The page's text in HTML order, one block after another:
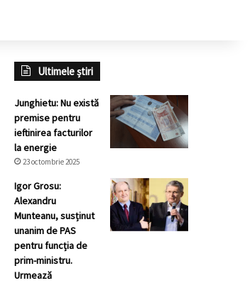
Ultimele știri
Junghietu: Nu există
premise pentru
ieftinirea facturilor
la energie
23 octombrie 2025
Igor Grosu:
Alexandru
Munteanu, susținut
unanim de PAS
pentru funcția de
prim-ministru.
Urmează